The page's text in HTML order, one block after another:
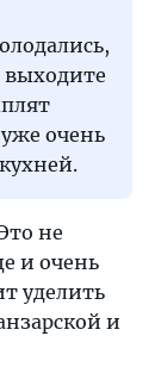
выходите
уже очень
не
и очень
уделить
и